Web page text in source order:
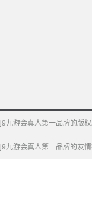
j9九游会真人第一品牌的版
j9九游会真人第一品牌的友情